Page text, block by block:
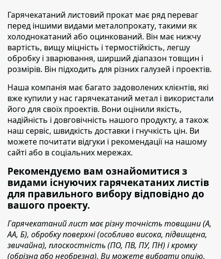
Гарячекатаний листовий прокат має ряд переваг
перед іншими видами металопрокату, такими як
холоднокатаний або оцинкований. Він має нижчу
вартість, вищу міцність і термостійкість, легшу
обробку і зварювання, ширший діапазон товщин і
розмірів. Він підходить для різних галузей і проектів.
Наша компанія має багато задоволених клієнтів, які
вже купили у нас гарячекатаний метал і використали
його для своїх проектів. Вони оцінили якість,
надійність і довговічність нашого продукту, а також
наш сервіс, швидкість доставки і гнучкість цін. Ви
можете почитати відгуки і рекомендації на нашому
сайті або в соціальних мережах.
Рекомендуємо вам ознайомитися з
видами існуючих гарячекатаних листів
для правильного вибору відповідно до
вашого проекту.
Гарячекатаний лист має різну точність товщини (А,
АА, Б), обробку поверхні (особливо висока, підвищена,
звичайна), плоскостність (ПО, ПВ, ПУ, ПН) і кромку
(обрізна або необрезна). Ви можете вибрати опцію,